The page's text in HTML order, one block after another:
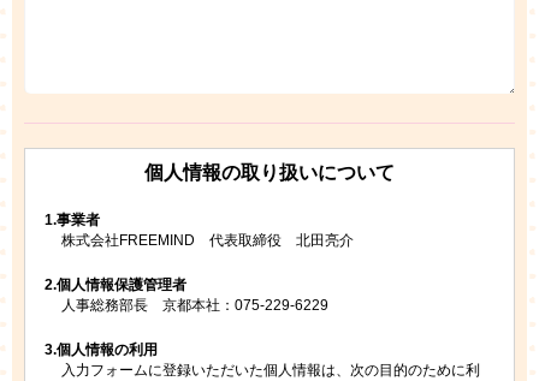
個人情報の取り扱いについて
1.事業者
株式会社FREEMIND 代表取締役 北田亮介
2.個人情報保護管理者
人事総務部長 京都本社：075-229-6229
3.個人情報の利用
入力フォームに登録いただいた個人情報は、次の目的のために利